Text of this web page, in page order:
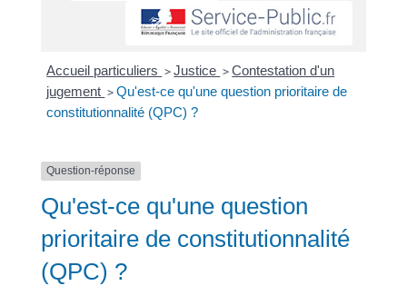
Accueil particuliers >Justice >Contestation d'un
jugement >Qu'est-ce qu'une question prioritaire de
constitutionnalité (QPC) ?
Question-réponse
Qu'est-ce qu'une question
prioritaire de constitutionnalité
(QPC) ?